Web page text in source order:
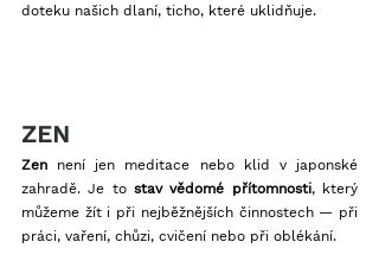
doteku našich dlaní, ticho, které uklidňuje.
ZEN
Zen není jen meditace nebo klid v japonské
zahradě. Je to stav vědomé přítomnosti, který
můžeme žít i při nejběžnějších činnostech — při
práci, vaření, chůzi, cvičení nebo při oblékání.